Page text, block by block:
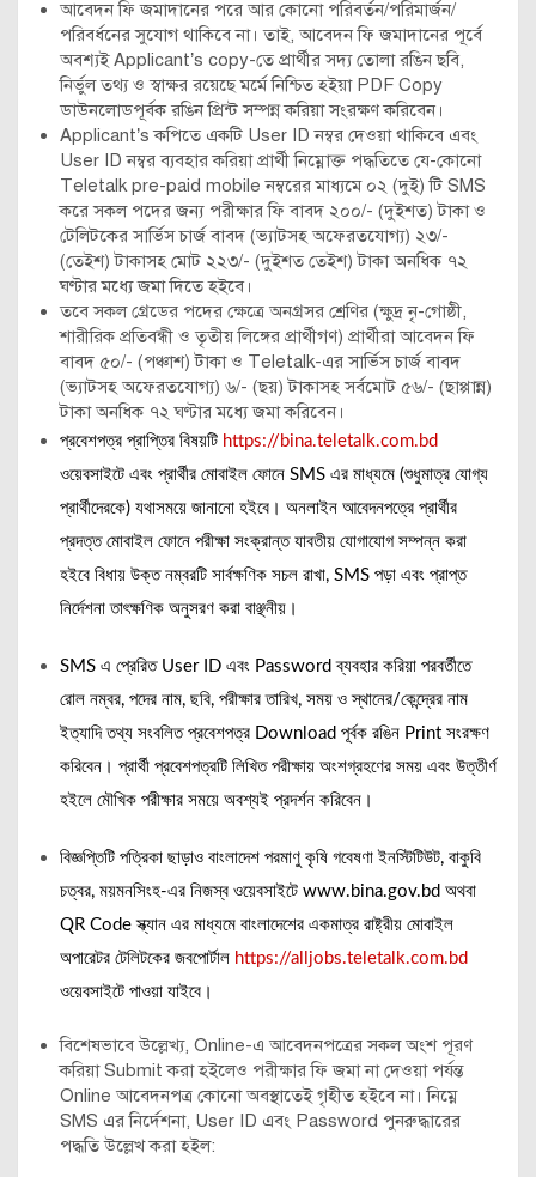
আবেদন ফি জমাদানের পরে আর কোনো পরিবর্তন/পরিমার্জন/
পরিবর্ধনের সুযোগ থাকিবে না। তাই, আবেদন ফি জমাদানের পূর্বে
অবশ্যই Applicant’s copy-তে প্রার্থীর সদ্য তোলা রঙিন ছবি,
নির্ভুল তথ্য ও স্বাক্ষর রয়েছে মর্মে নিশ্চিত হইয়া PDF Copy
ডাউনলোডপূর্বক রঙিন প্রিন্ট সম্পন্ন করিয়া সংরক্ষণ করিবেন।
Applicant’s কপিতে একটি User ID নম্বর দেওয়া থাকিবে এবং
User ID নম্বর ব্যবহার করিয়া প্রার্থী নিম্নোক্ত পদ্ধতিতে যে-কোনো
Teletalk pre-paid mobile নম্বরের মাধ্যমে ০২ (দুই) টি SMS
করে সকল পদের জন্য পরীক্ষার ফি বাবদ ২০০/- (দুইশত) টাকা ও
টেলিটকের সার্ভিস চার্জ বাবদ (ভ্যাটসহ অফেরতযোগ্য) ২৩/-
(তেইশ) টাকাসহ মোট ২২৩/- (দুইশত তেইশ) টাকা অনধিক ৭২
ঘণ্টার মধ্যে জমা দিতে হইবে।
তবে সকল গ্রেডের পদের ক্ষেত্রে অনগ্রসর শ্রেণির (ক্ষুদ্র নৃ-গোষ্ঠী,
শারীরিক প্রতিবন্ধী ও তৃতীয় লিঙ্গের প্রার্থীগণ) প্রার্থীরা আবেদন ফি
বাবদ ৫০/- (পঞ্চাশ) টাকা ও Teletalk-এর সার্ভিস চার্জ বাবদ
(ভ্যাটসহ অফেরতযোগ্য) ৬/- (ছয়) টাকাসহ সর্বমোট ৫৬/- (ছাপ্পান্ন)
টাকা অনধিক ৭২ ঘণ্টার মধ্যে জমা করিবেন।
প্রবেশপত্র প্রাপ্তির বিষয়টি https://bina.teletalk.com.bd
ওয়েবসাইটে এবং প্রার্থীর মোবাইল ফোনে SMS এর মাধ্যমে (শুধুমাত্র যোগ্য
প্রার্থীদেরকে) যথাসময়ে জানানো হইবে। অনলাইন আবেদনপত্রে প্রার্থীর
প্রদত্ত মোবাইল ফোনে পরীক্ষা সংক্রান্ত যাবতীয় যোগাযোগ সম্পন্ন করা
হইবে বিধায় উক্ত নম্বরটি সার্বক্ষণিক সচল রাখা, SMS পড়া এবং প্রাপ্ত
নির্দেশনা তাৎক্ষণিক অনুসরণ করা বাঞ্ছনীয়।
SMS এ প্রেরিত User ID এবং Password ব্যবহার করিয়া পরবর্তীতে
রোল নম্বর, পদের নাম, ছবি, পরীক্ষার তারিখ, সময় ও স্থানের/কেন্দ্রের নাম
ইত্যাদি তথ্য সংবলিত প্রবেশপত্র Download পূর্বক রঙিন Print সংরক্ষণ
করিবেন। প্রার্থী প্রবেশপত্রটি লিখিত পরীক্ষায় অংশগ্রহণের সময় এবং উত্তীর্ণ
হইলে মৌখিক পরীক্ষার সময়ে অবশ্যই প্রদর্শন করিবেন।
বিজ্ঞপ্তিটি পত্রিকা ছাড়াও বাংলাদেশ পরমাণু কৃষি গবেষণা ইনস্টিটিউট, বাকুবি
চত্বর, ময়মনসিংহ-এর নিজস্ব ওয়েবসাইটে www.bina.gov.bd অথবা
QR Code স্ক্যান এর মাধ্যমে বাংলাদেশের একমাত্র রাষ্ট্রীয় মোবাইল
অপারেটর টেলিটকের জবপোর্টাল https://alljobs.teletalk.com.bd
ওয়েবসাইটে পাওয়া যাইবে।
বিশেষভাবে উল্লেখ্য, Online-এ আবেদনপত্রের সকল অংশ পূরণ
করিয়া Submit করা হইলেও পরীক্ষার ফি জমা না দেওয়া পর্যন্ত
Online আবেদনপত্র কোনো অবস্থাতেই গৃহীত হইবে না। নিম্নে
SMS এর নির্দেশনা, User ID এবং Password পুনরুদ্ধারের
পদ্ধতি উল্লেখ করা হইল: